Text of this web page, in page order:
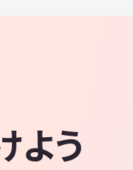
よう